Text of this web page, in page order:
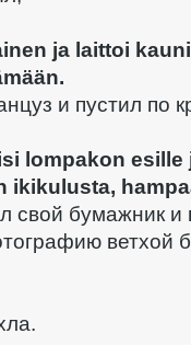
ja laittoi
и пустил по
lompakon
ikikulusta,
свой бумажник
ветхой